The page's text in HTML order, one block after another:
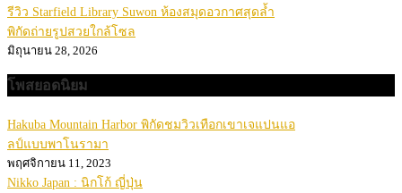
รีวิว Starfield Library Suwon ห้องสมุดอวกาศสุดล้ำ
พิกัดถ่ายรูปสวยใกล้โซล
มิถุนายน 28, 2026
โพสยอดนิยม
Hakuba Mountain Harbor พิกัดชมวิวเทือกเขาเจแปนแอ
ลป์แบบพาโนรามา
พฤศจิกายน 11, 2023
Nikko Japan : นิกโก้ ญี่ปุ่น